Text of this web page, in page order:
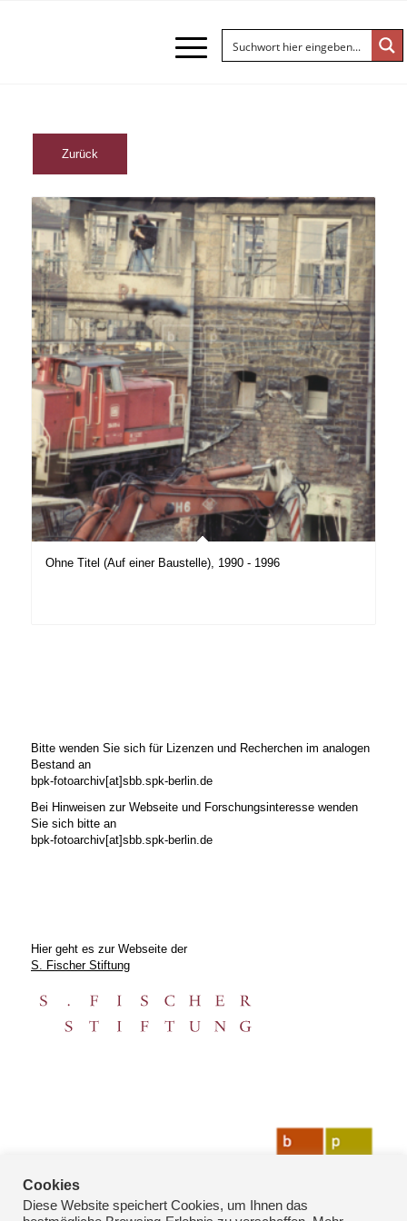
Ohne Titel (Auf einer Baustelle), 1990 - 1996
Bitte wenden Sie sich für Lizenzen und Recherchen im analogen
Bestand an
bpk-fotoarchiv[at]sbb.spk-berlin.de
Bei Hinweisen zur Webseite und Forschungsinteresse wenden
Sie sich bitte an
bpk-fotoarchiv[at]sbb.spk-berlin.de
Hier geht es zur Webseite der
S. Fischer Stiftung
Cookies
Diese Website speichert Cookies, um Ihnen das